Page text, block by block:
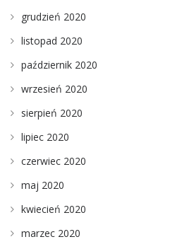
grudzień 2020
listopad 2020
październik 2020
wrzesień 2020
sierpień 2020
lipiec 2020
czerwiec 2020
maj 2020
kwiecień 2020
marzec 2020